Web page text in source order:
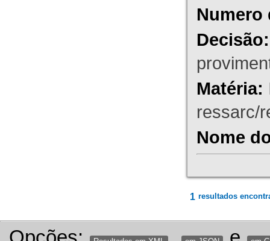
Numero
Decisão:
Matéria:
ressarc/
Nome
1 resultados